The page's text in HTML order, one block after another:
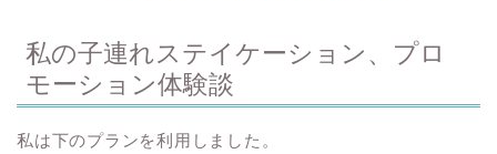
私の子連れステイケーション、プロ
モーション体験談
私は下のプランを利用しました。